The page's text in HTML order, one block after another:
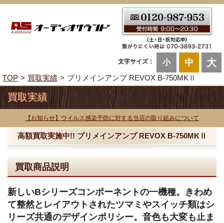
文字サイズ： 小 中 大
TOP 買取実績 プリメインアンプ REVOX B-750MKⅡ
買取実績
【お知らせ】ウイルス感染予防に対する当店の取り組みについて
高額買取実施中!! プリメインアンプ REVOX B-750MKⅡ
買取商品説明
新しいBシリーズコンポーネントの一機種。きわめ
て整然とレイアウトされたツマミやスイッチ類はシ
リーズ共通のデザインポリシー。音色も大変も止ま